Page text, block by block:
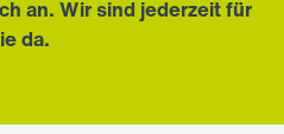
an. Wir sind jederzeit für
da.